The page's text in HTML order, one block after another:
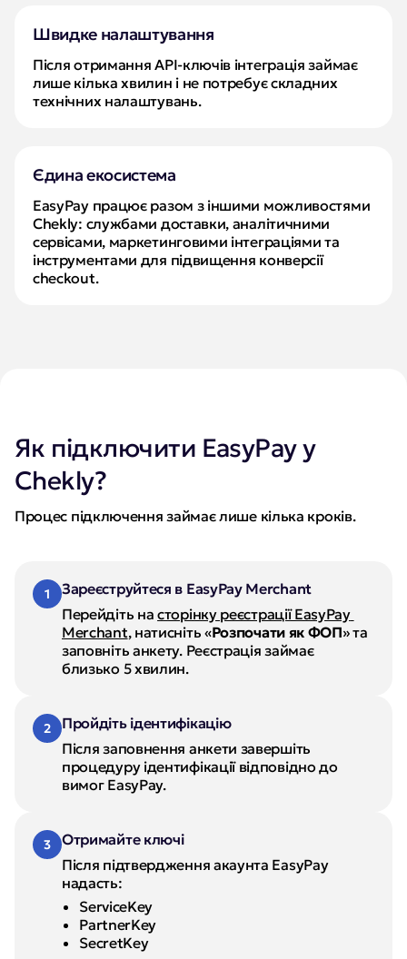
Швидке налаштування
Після отримання API-ключів інтеграція займає
лише кілька хвилин і не потребує складних
технічних налаштувань.
Єдина екосистема
EasyPay працює разом з іншими можливостями
Chekly: службами доставки, аналітичними
сервісами, маркетинговими інтеграціями та
інструментами для підвищення конверсії
checkout.
Як підключити EasyPay у
Chekly?
Процес підключення займає лише кілька кроків.
1
Зареєструйтеся в EasyPay Merchant
Перейдіть на сторінку реєстрації EasyPay
Merchant, натисніть «Розпочати як ФОП» та
заповніть анкету. Реєстрація займає
близько 5 хвилин.
2
Пройдіть ідентифікацію
Після заповнення анкети завершіть
процедуру ідентифікації відповідно до
вимог EasyPay.
3
Отримайте ключі
Після підтвердження акаунта EasyPay
надасть:
ServiceKey
PartnerKey
SecretKey